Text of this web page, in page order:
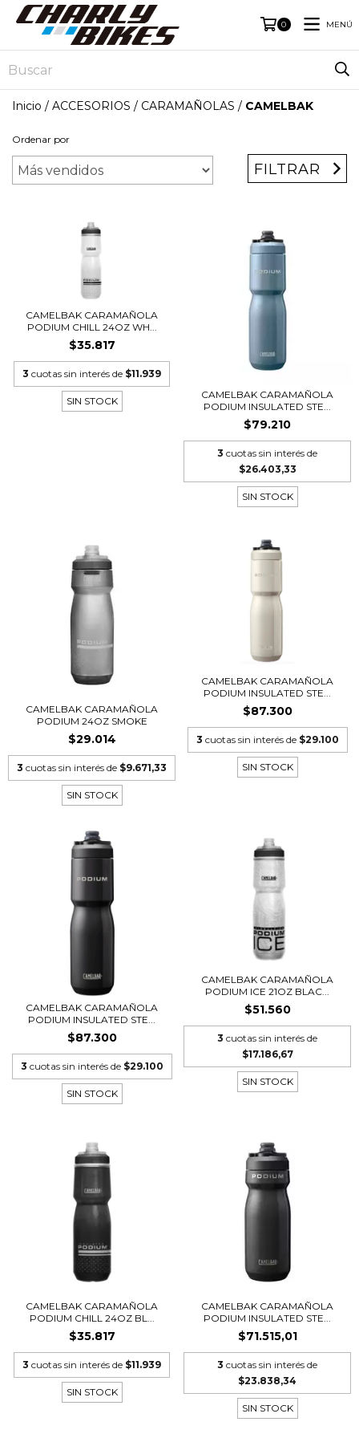
0 MENÚ
Inicio / ACCESORIOS / CARAMAÑOLAS / CAMELBAK
Ordenar por
FILTRAR
CAMELBAK CARAMAÑOLA
PODIUM CHILL 24OZ WH...
$35.817
3 cuotas sin interés de $11.939
SIN STOCK
CAMELBAK CARAMAÑOLA
PODIUM INSULATED STE...
$79.210
3 cuotas sin interés de
$26.403,33
SIN STOCK
CAMELBAK CARAMAÑOLA
PODIUM 24OZ SMOKE
$29.014
3 cuotas sin interés de $9.671,33
SIN STOCK
CAMELBAK CARAMAÑOLA
PODIUM INSULATED STE...
$87.300
3 cuotas sin interés de $29.100
SIN STOCK
CAMELBAK CARAMAÑOLA
PODIUM INSULATED STE...
$87.300
3 cuotas sin interés de $29.100
SIN STOCK
CAMELBAK CARAMAÑOLA
PODIUM ICE 21OZ BLAC...
$51.560
3 cuotas sin interés de
$17.186,67
SIN STOCK
CAMELBAK CARAMAÑOLA
PODIUM CHILL 24OZ BL...
$35.817
3 cuotas sin interés de $11.939
SIN STOCK
CAMELBAK CARAMAÑOLA
PODIUM INSULATED STE...
$71.515,01
3 cuotas sin interés de
$23.838,34
SIN STOCK